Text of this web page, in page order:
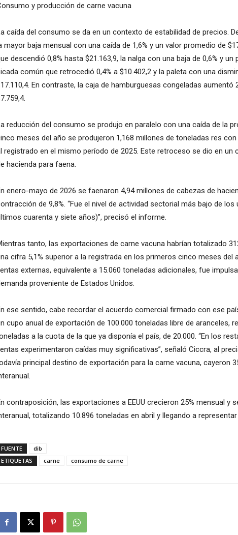
y producción de carne vacuna
caída del consumo se da en un contexto de estabilidad de precios.
mayor baja mensual con una caída de 1,6% y un valor promedio de
descendió 0,8% hasta $21.163,9, la nalga con una baja de 0,6% y un
común que retrocedió 0,4% a $10.402,2 y la paleta con una
En contraste, la caja de hamburguesas congeladas aumentó
reducción del consumo se produjo en paralelo con una caída de la
meses del año se produjeron 1,168 millones de toneladas res
registrado en el mismo período de 2025. Este retroceso se dio en un
hacienda para faena.
enero-mayo de 2026 se faenaron 4,94 millones de cabezas de
de 9,8%. “Fue el nivel de actividad sectorial más bajo de
cuarenta y siete años)”, precisó el informe.
tanto, las exportaciones de carne vacuna habrían totalizado
cifra 5,1% superior a la registrada en los primeros cinco meses del
externas, equivalente a 15.060 toneladas adicionales, fue
proveniente de Estados Unidos.
ese sentido, cabe recordar el acuerdo comercial firmado con ese
cupo anual de exportación de 100.000 toneladas libre de aranceles,
a la cuota de la que ya disponía el país, de 20.000. “En los
experimentaron caídas muy significativas”, señaló Ciccra, al
principal destino de exportación para la carne vacuna, cayeron
contraposición, las exportaciones a EEUU crecieron 25% mensual y
totalizando 10.896 toneladas en abril y llegando a
FUENTE
dib
ETIQUETAS
carne consumo de carne